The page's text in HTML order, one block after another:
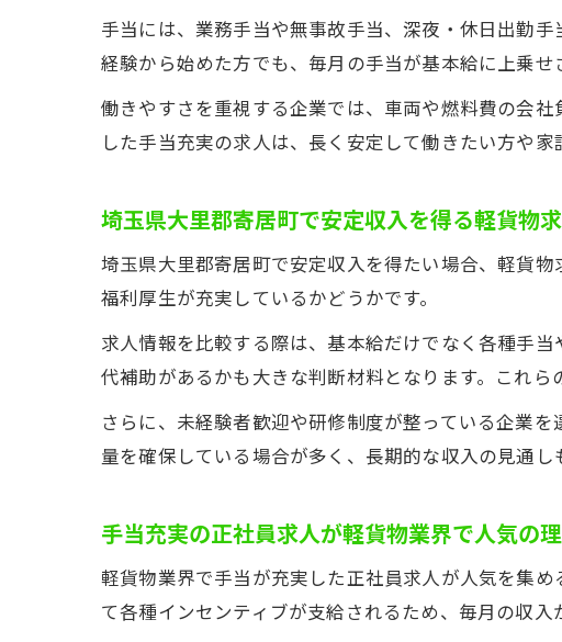
軽
安
軽
収
寄居町
働
寄
軽
働
手当や
軽
福
軽
手当には、業務手当や無事故手当、深夜・休日出勤
経験から始めた方でも、毎月の手当が基本給に上乗せ
働きやすさを重視する企業では、車両や燃料費の会
した手当充実の求人は、長く安定して働きたい方や家
埼玉県大里郡寄居町で安定収入を得る軽貨物
埼玉県大里郡寄居町で安定収入を得たい場合、軽貨
福利厚生が充実しているかどうかです。
求人情報を比較する際は、基本給だけでなく各種手
代補助があるかも大きな判断材料となります。これ
さらに、未経験者歓迎や研修制度が整っている企業
量を確保している場合が多く、長期的な収入の見通し
手当充実の正社員求人が軽貨物業界で人気の
軽貨物業界で手当が充実した正社員求人が人気を集
て各種インセンティブが支給されるため、毎月の収入